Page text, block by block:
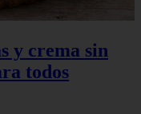
y crema sin
todos